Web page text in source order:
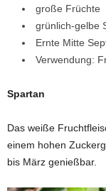
große Früchte
grünlich-gelbe
Ernte Mitte
Verwendung:
Spartan
Das weiße
einem hohen
bis März genießbar.